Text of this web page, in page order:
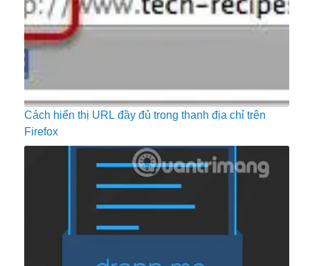
Cách hiển thị URL đầy đủ trong thanh địa chỉ trên
Firefox